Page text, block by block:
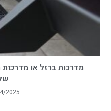
מדרכות ברזל או
2025